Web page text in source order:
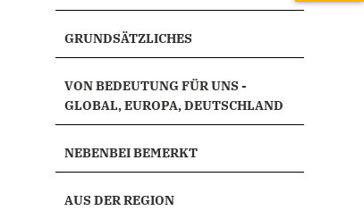
GRUNDSÄTZLICHES
VON BEDEUTUNG FÜR UNS -
GLOBAL, EUROPA, DEUTSCHLAND
NEBENBEI BEMERKT
AUS DER REGION